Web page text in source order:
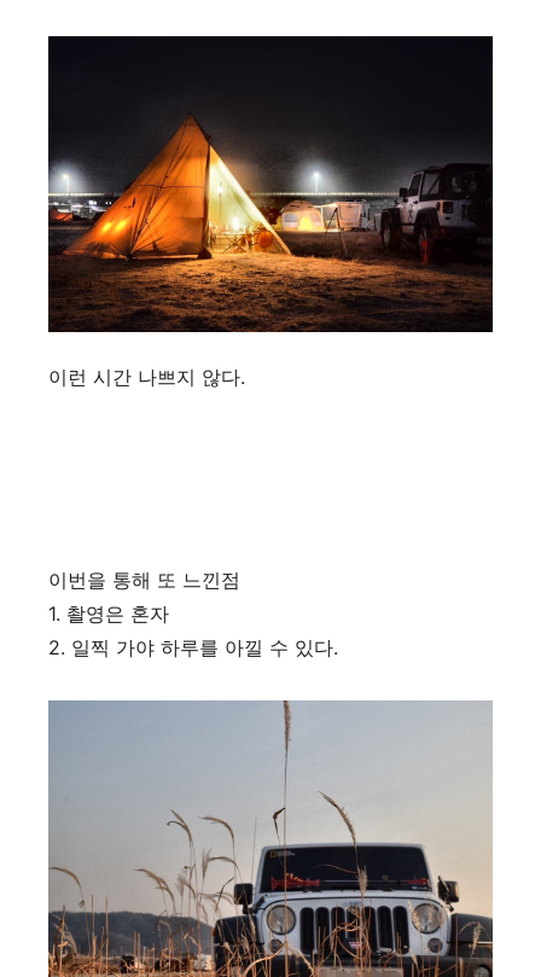
이런 시간 나쁘지 않다.
이번을 통해 또 느낀점
1. 촬영은 혼자
2. 일찍 가야 하루를 아낄 수 있다.